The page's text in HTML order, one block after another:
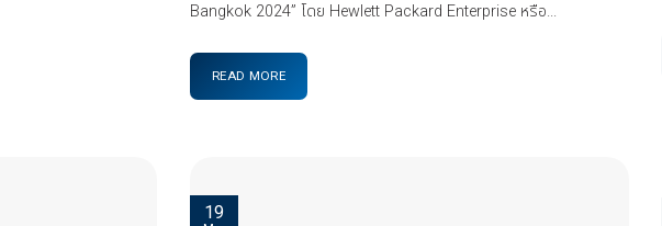
Bangkok 2024” โดย Hewlett Packard Enterprise หรือ...
READ MORE
19